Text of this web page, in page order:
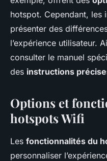
hotspot. Cependant, les
présenter des
l’expérience utilisateur.
consulter le manuel
des instructions
Options et
hotspots Wifi
Les fonctionnalités du
personnaliser